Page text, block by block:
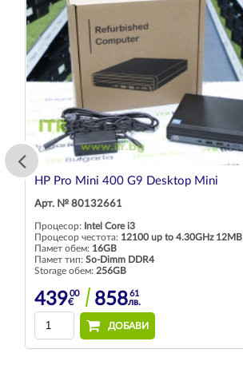
HP Pro Mini 400 G9 Desktop Mini
Арт. № 80132661
Процесор: Intel Core i3
Процесор честота: 12100 up to 4.30GHz 12MB
Памет обем: 16GB
Памет тип: So-Dimm DDR4
Storage обем: 256GB
43900
€ 85861
лв.
ДОБАВИ